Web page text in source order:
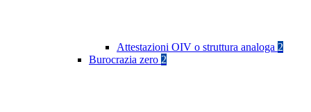
Attestazioni OIV o struttura analoga 2
Burocrazia zero 2